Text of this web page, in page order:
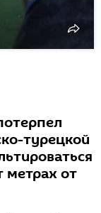
турецкой
метрах от